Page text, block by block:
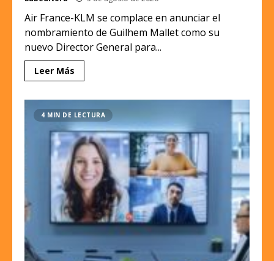
Air France-KLM se complace en anunciar el
nombramiento de Guilhem Mallet como su
nuevo Director General para...
Leer Más
4 MIN DE LECTURA